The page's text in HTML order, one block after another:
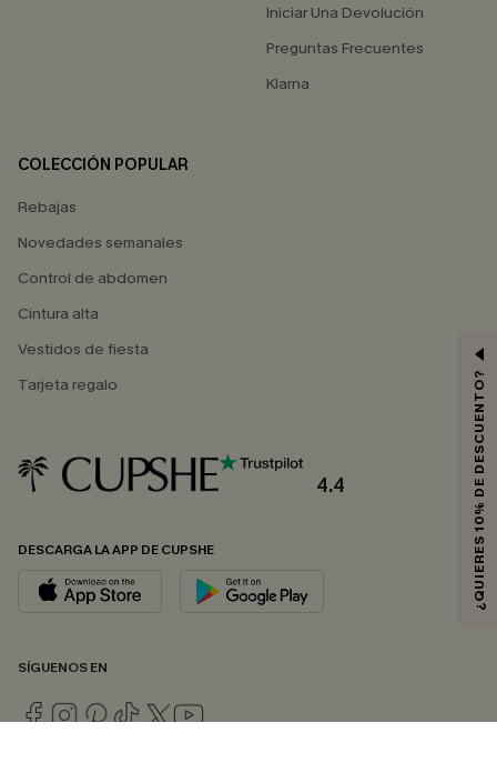
Iniciar Una Devolución
Preguntas Frecuentes
Klarna
COLECCIÓN POPULAR
Rebajas
Novedades semanales
Control de abdomen
Cintura alta
Vestidos de fiesta
Tarjeta regalo
4.4
DESCARGA LA APP DE CUPSHE
SÍGUENOS EN
¿QUIERES 10% DE DESCUENTO?